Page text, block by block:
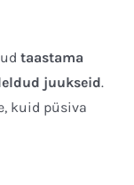
taastama
juukseid.
kuid püsiva